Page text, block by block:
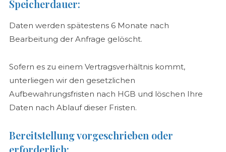
Speicherdauer:
Daten werden spätestens 6 Monate nach
Bearbeitung der Anfrage gelöscht.
Sofern es zu einem Vertragsverhältnis kommt,
unterliegen wir den gesetzlichen
Aufbewahrungsfristen nach HGB und löschen Ihre
Daten nach Ablauf dieser Fristen.
Bereitstellung vorgeschrieben oder
erforderlich: